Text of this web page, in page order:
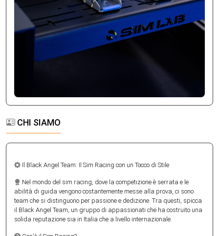
CHI SIAMO
Il Black Angel Team: Il Sim Racing con un Tocco di Stile
Nel mondo del sim racing, dove la competizione è serrata e le
abilità di guida vengono costantemente messe alla prova, ci sono
team che si distinguono per passione e dedizione. Tra questi, spicca
il Black Angel Team, un gruppo di appassionati che ha costruito una
solida reputazione sia in Italia che a livello internazionale.